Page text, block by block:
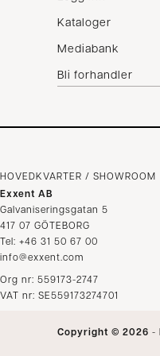
Vilkår
Klager
Kataloger
Mediabank
Bli forhandler
HOVEDKVARTER / SHOWROOM
Exxent AB
Galvaniseringsgatan 5
417 07 GÖTEBORG
Tel: +46 31 50 67 00
info@exxent.com
Org nr: 559173-2747
VAT nr: SE559173274701
Copyright © 2026 -